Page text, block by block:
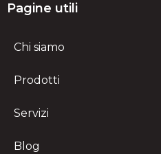
Pagine utili
Chi siamo
Prodotti
Servizi
Blog